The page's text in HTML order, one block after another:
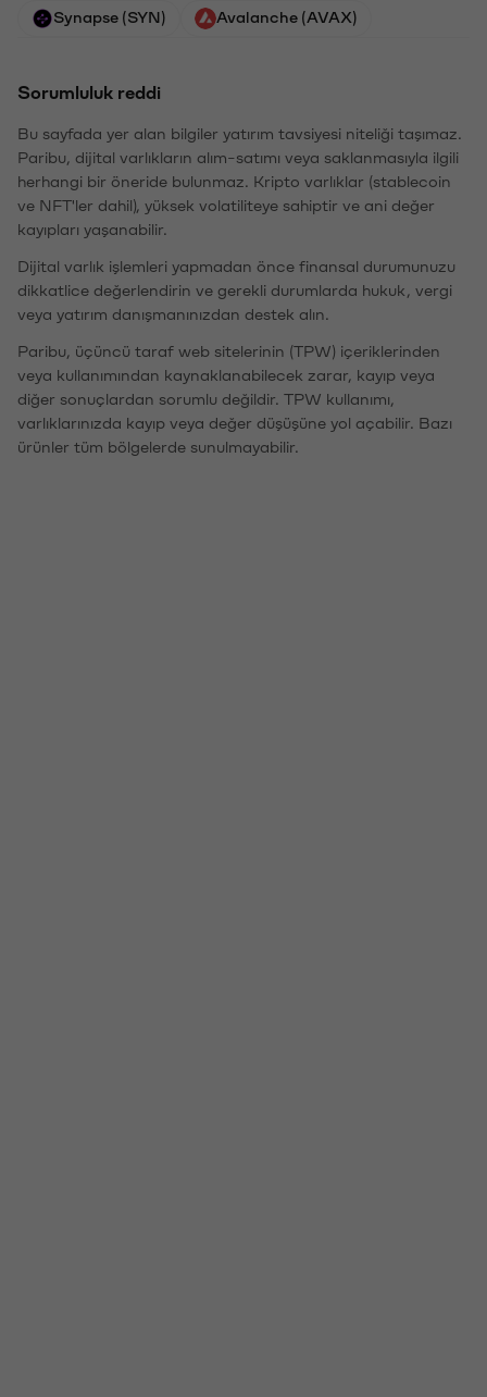
Synapse (SYN) Avalanche (AVAX)
Sorumluluk reddi
Bu sayfada yer alan bilgiler yatırım tavsiyesi niteliği taşımaz.
Paribu, dijital varlıkların alım-satımı veya saklanmasıyla ilgili
herhangi bir öneride bulunmaz. Kripto varlıklar (stablecoin
ve NFT'ler dahil), yüksek volatiliteye sahiptir ve ani değer
kayıpları yaşanabilir.
Dijital varlık işlemleri yapmadan önce finansal durumunuzu
dikkatlice değerlendirin ve gerekli durumlarda hukuk, vergi
veya yatırım danışmanınızdan destek alın.
Paribu, üçüncü taraf web sitelerinin (TPW) içeriklerinden
veya kullanımından kaynaklanabilecek zarar, kayıp veya
diğer sonuçlardan sorumlu değildir. TPW kullanımı,
varlıklarınızda kayıp veya değer düşüşüne yol açabilir. Bazı
ürünler tüm bölgelerde sunulmayabilir.